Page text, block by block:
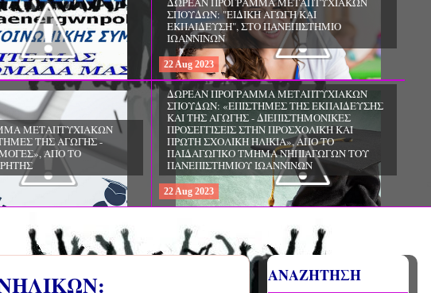
ΚΑΙ ΤΟ
ΦΟΡΕΩΝ ΨΥΧΙΚΗΣ
22Aug 2023
ΜΕΤΑΠΤΥΧΙΑΚΩΝ
ΑΓΩΓΗ ΚΑΙ
ΠΑΝΕΠΙΣΤΗΜΙΟ
ΔΩΡΕΑΝ ΠΡΟΓΡΑΜΜΑ ΜΕΤΑΠΤΥΧΙΑΚΩΝ
ΣΠΟΥΔΩΝ: «ΕΠΙΣΤΗΜΕΣ ΤΗΣ ΑΓΩΓΗΣ -
ΘΕΩΡΙΑ ΚΑΙ ΕΦΑΡΜΟΓΕΣ», ΑΠΟ ΤΟ
ΠΑΝΕΠΙΣΤΗΜΙΟ ΚΡΗΤΗΣ
22Aug 2023
ΑΝΑΖΗΤΗΣΗ